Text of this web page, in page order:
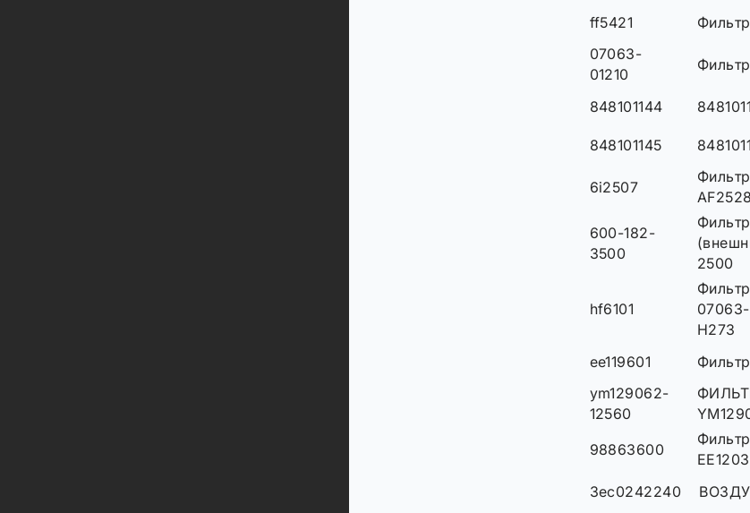
ff5421
07063-
01210
848101144
848101145
6i2507
600-182-
3500
2500
hf6101
07063-
H273
ee119601
ym129062-
12560
98863600
3ec0242240